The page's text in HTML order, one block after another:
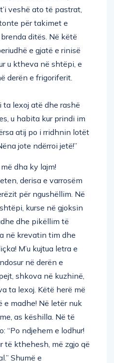
veshë ato të pastrat,
për takimet e
ditës. Në këtë
e gjatë e rinisë
u ktheva në shtëpi, e
derën e frigoriferit.
ta lexoj atë dhe rashë
u habita kur prindi im
atij po i rridhnin lotët
jote ndërroi jetë!”
dha ky lajm!
derisa e varrosëm
për ngushëllim. Në
kurse në gjoksin
dhe pikëllim të
në krevatin tim dhe
M’u kujtua letra e
në derën e
shkova në kuzhinë,
ta lexoj. Këtë herë më
e madhe! Në letër nuk
as këshilla. Në të
“Po ndjehem e lodhur!
të kthehesh, më zgjo që
Shumë e